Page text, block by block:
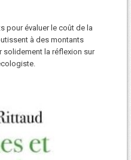
pour évaluer le coût de la
à des montants
solidement la réflexion sur